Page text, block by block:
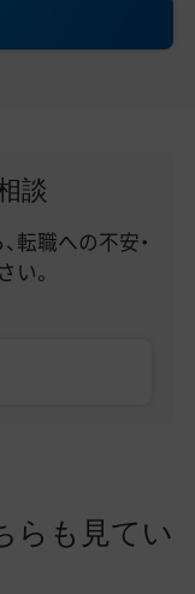
談
転職への不安・
い。
らも見てい